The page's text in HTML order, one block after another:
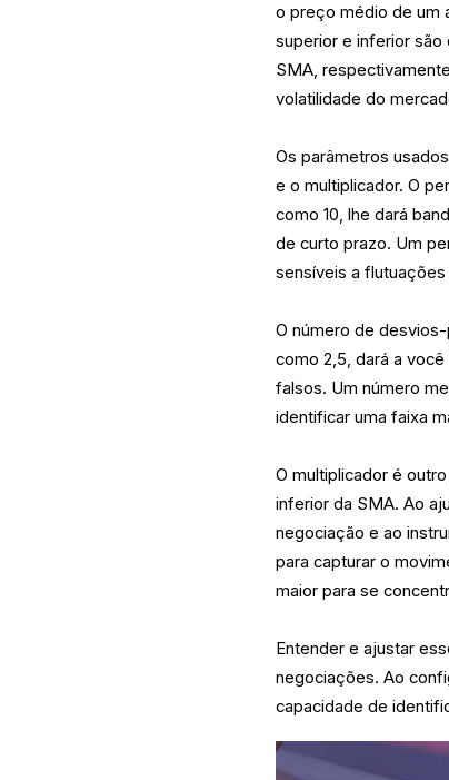
o preço médio de um
superior e inferior são
SMA,
volatilidade do
Os parâmetros
e o multiplicador. O
como 10, lhe dará
de curto prazo. Um
sensíveis a
O número de
como 2,5, dará a
falsos. Um número
identificar uma faixa
O multiplicador é
inferior da SMA. Ao
negociação e ao
para capturar o
maior para se
Entender e ajustar
negociações. Ao
capacidade de